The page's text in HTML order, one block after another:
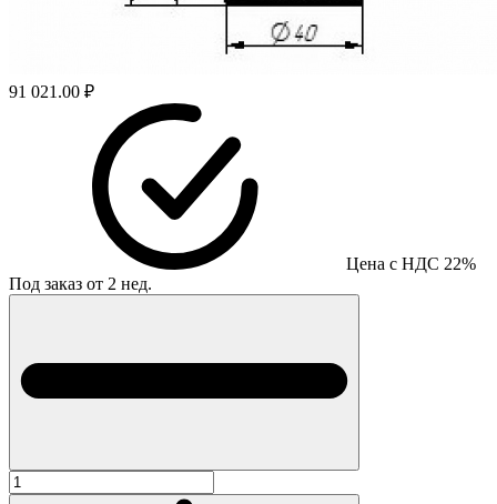
91 021.00 ₽
Цена с НДС 22%
Под заказ от 2 нед.